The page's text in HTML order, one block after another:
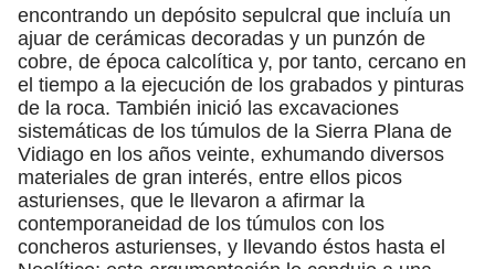
encontrando un depósito sepulcral que incluía un
ajuar de cerámicas decoradas y un punzón de
cobre, de época calcolítica y, por tanto, cercano en
el tiempo a la ejecución de los grabados y pinturas
de la roca. También inició las excavaciones
sistemáticas de los túmulos de la Sierra Plana de
Vidiago en los años veinte, exhumando diversos
materiales de gran interés, entre ellos picos
asturienses, que le llevaron a afirmar la
contemporaneidad de los túmulos con los
concheros asturienses, y llevando éstos hasta el